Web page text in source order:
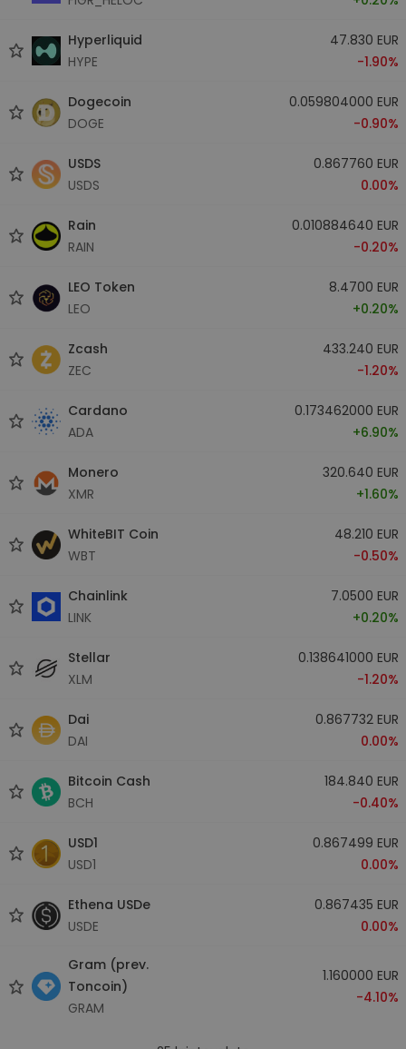
Hyperliquid
HYPE
47.830 EUR
-1.90%
Dogecoin
DOGE
0.059804000 EUR
-0.90%
USDS
USDS
0.867760 EUR
0.00%
Rain
RAIN
0.010884640 EUR
-0.20%
LEO Token
LEO
8.4700 EUR
+0.20%
Zcash
ZEC
433.240 EUR
-1.20%
Cardano
ADA
0.173462000 EUR
+6.90%
Monero
XMR
320.640 EUR
+1.60%
WhiteBIT Coin
WBT
48.210 EUR
-0.50%
Chainlink
LINK
7.0500 EUR
+0.20%
Stellar
XLM
0.138641000 EUR
-1.20%
Dai
DAI
0.867732 EUR
0.00%
Bitcoin Cash
BCH
184.840 EUR
-0.40%
USD1
USD1
0.867499 EUR
0.00%
Ethena USDe
USDE
0.867435 EUR
0.00%
Gram (prev.
Toncoin)
GRAM
1.160000 EUR
-4.10%